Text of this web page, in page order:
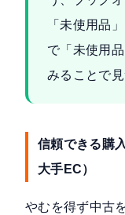
「未使用品
で「未使用
みることで
信頼できる購
大手EC）
やむを得ず中古